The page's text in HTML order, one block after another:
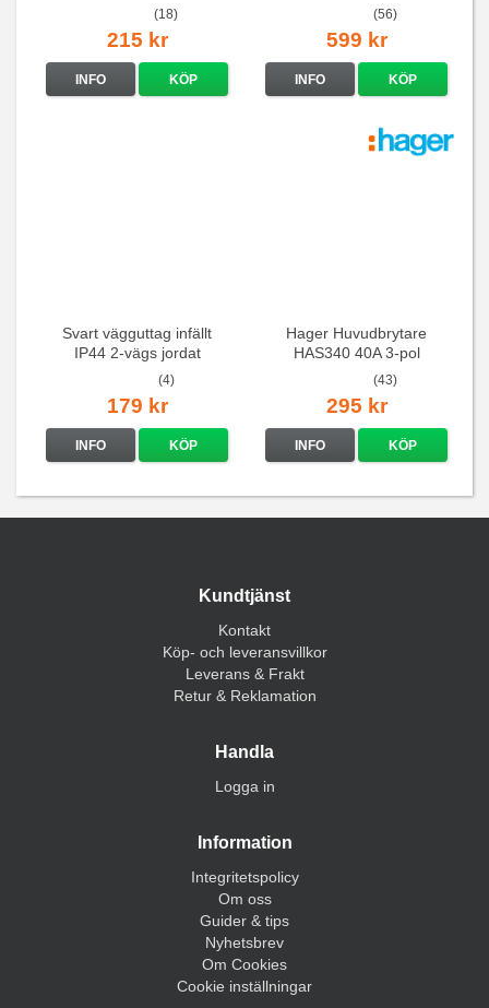
(18)
215 kr
INFO KÖP
(56)
599 kr
INFO KÖP
Svart vägguttag infällt
IP44 2-vägs jordat
(4)
179 kr
INFO KÖP
Hager Huvudbrytare
HAS340 40A 3-pol
(43)
295 kr
INFO KÖP
Kundtjänst
Kontakt
Köp- och leveransvillkor
Leverans & Frakt
Retur & Reklamation
Handla
Logga in
Information
Integritetspolicy
Om oss
Guider & tips
Nyhetsbrev
Om Cookies
Cookie inställningar